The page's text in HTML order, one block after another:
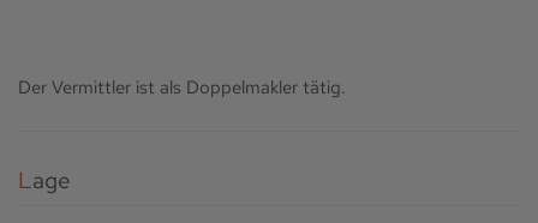
Der Vermittler ist als Doppelmakler tätig.
Lage